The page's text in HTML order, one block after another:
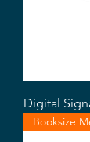
Digital
Booksize